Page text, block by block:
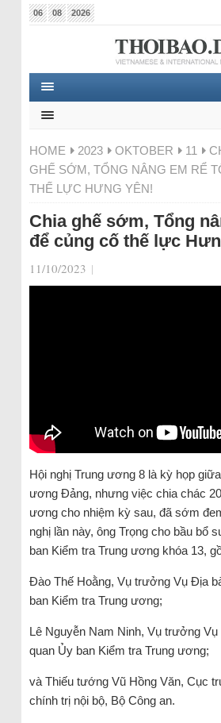
06 08 2026
HOME 2023 OKTOBER 11
GHẾ SỚM, TỔNG NÂNG EM RỂ
THẾ LỰC HƯNG YÊN!
Chia ghế sớm, Tổng
để củng cố thế lực
11/10/2023 |
Hội nghị Trung ương 8 là kỳ họp
ương Đảng, nhưng việc chia chác
ương cho nhiệm kỳ sau, đã sớm
nghị lần này, ông Trọng cho bầu bổ
ban Kiểm tra Trung ương khóa 13,
Đào Thế Hoằng, Vụ trưởng Vụ Địa
ban Kiểm tra Trung ương;
Lê Nguyễn Nam Ninh, Vụ trưởng
quan Ủy ban Kiểm tra Trung ương;
và Thiếu tướng Vũ Hồng Văn, Cục
chính trị nội bộ, Bộ Công an.